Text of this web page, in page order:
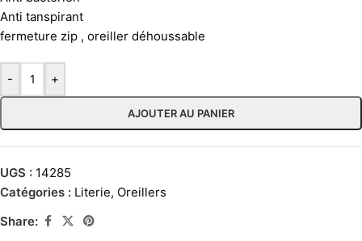
Anti tanspirant
fermeture zip , oreiller déhoussable
- +
AJOUTER AU PANIER
UGS : 14285
Catégories : Literie, Oreillers
Share: